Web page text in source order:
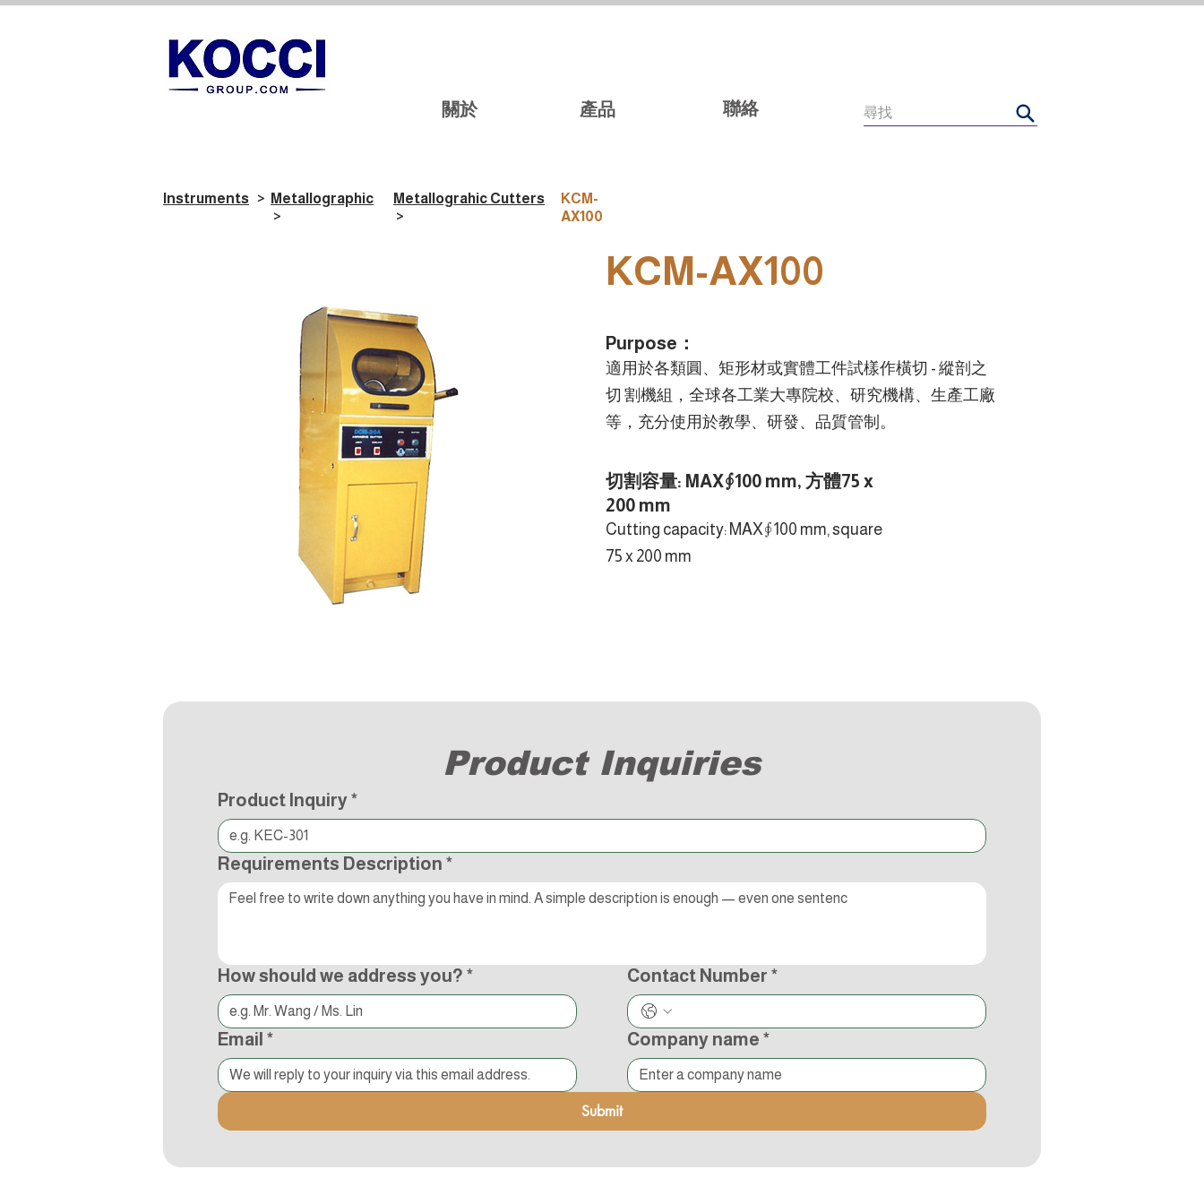
關於 產品 聯絡
Instruments > Metallographic
>
Metallograhic Cutters
>
KCM-
AX100
KCM-AX100
適用於各類圓、矩形材或實體工件試樣作橫切 - 縱剖之
切 割機組，全球各工業大專院校、研究機構、生產工廠
等，充分使用於教學、研發、品質管制。
Purpose：
切割容量: MAX∮100 mm, 方體75 x
200 mm
Cutting capacity: MAX∮100 mm, square
75 x 200 mm
Product Inquiries
Product Inquiry*
Requirements Description *
How should we address you? * Contact Number *
Email * Company name *
Submit